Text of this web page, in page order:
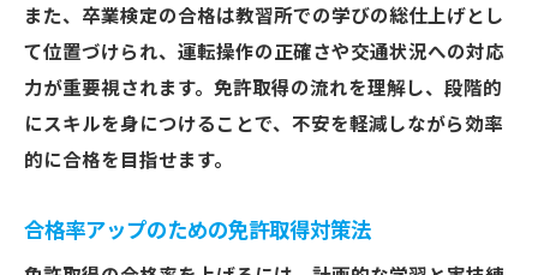
また、卒業検定の合格は教習所での学びの総仕上げとし
て位置づけられ、運転操作の正確さや交通状況への対応
力が重要視されます。免許取得の流れを理解し、段階的
にスキルを身につけることで、不安を軽減しながら効率
的に合格を目指せます。
合格率アップのための免許取得対策法